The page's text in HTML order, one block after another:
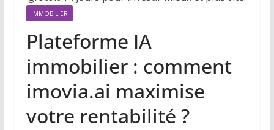
IMMOBILIER
Plateforme IA
immobilier : comment
imovia.ai maximise
votre rentabilité ?